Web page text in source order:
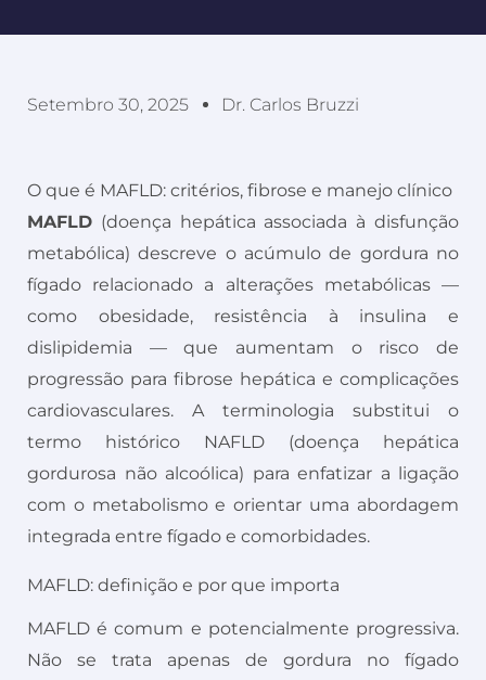
Setembro 30, 2025 Dr. Carlos Bruzzi
O que é MAFLD: critérios, fibrose e manejo clínico
MAFLD (doença hepática associada à disfunção
metabólica) descreve o acúmulo de gordura no
fígado relacionado a alterações metabólicas —
como obesidade, resistência à insulina e
dislipidemia — que aumentam o risco de
progressão para fibrose hepática e complicações
cardiovasculares. A terminologia substitui o
termo histórico NAFLD (doença hepática
gordurosa não alcoólica) para enfatizar a ligação
com o metabolismo e orientar uma abordagem
integrada entre fígado e comorbidades.
MAFLD: definição e por que importa
MAFLD é comum e potencialmente progressiva.
Não se trata apenas de gordura no fígado